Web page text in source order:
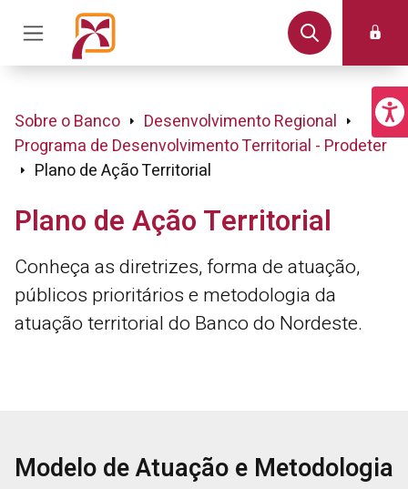
Sobre o Banco
Desenvolvimento Regional
Programa de Desenvolvimento Territorial - Prodeter
Plano de Ação Territorial
Plano de Ação Territorial
Conheça as diretrizes, forma de atuação,
públicos prioritários e metodologia da
atuação territorial do Banco do Nordeste.
Modelo de Atuação e Metodologia